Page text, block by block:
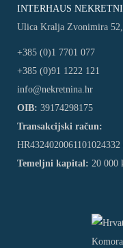
INTERHAUS
Ulica Kralja Zvonimira
+385 (0)1 7701 077
+385 (0)91 1222 121
info@nekretnina.hr
OIB: 39174298175
Transakcijski račun:
Temeljni kapital: 20 000